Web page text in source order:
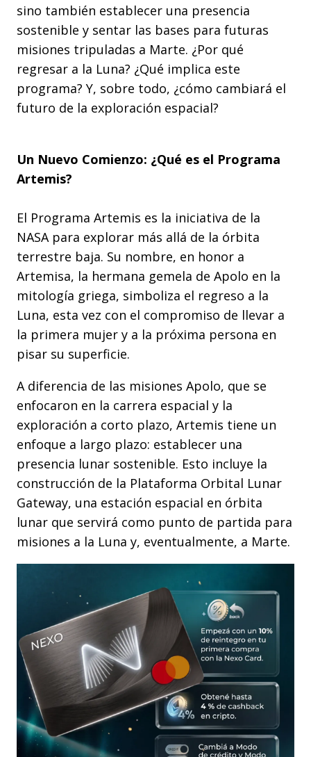
sino también establecer una presencia
sostenible y sentar las bases para futuras
misiones tripuladas a Marte. ¿Por qué
regresar a la Luna? ¿Qué implica este
programa? Y, sobre todo, ¿cómo cambiará el
futuro de la exploración espacial?
Un Nuevo Comienzo: ¿Qué es el Programa
Artemis?
El Programa Artemis es la iniciativa de la
NASA para explorar más allá de la órbita
terrestre baja. Su nombre, en honor a
Artemisa, la hermana gemela de Apolo en la
mitología griega, simboliza el regreso a la
Luna, esta vez con el compromiso de llevar a
la primera mujer y a la próxima persona en
pisar su superficie.
A diferencia de las misiones Apolo, que se
enfocaron en la carrera espacial y la
exploración a corto plazo, Artemis tiene un
enfoque a largo plazo: establecer una
presencia lunar sostenible. Esto incluye la
construcción de la Plataforma Orbital Lunar
Gateway, una estación espacial en órbita
lunar que servirá como punto de partida para
misiones a la Luna y, eventualmente, a Marte.